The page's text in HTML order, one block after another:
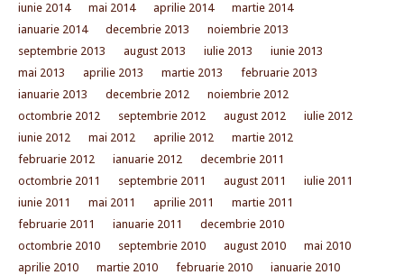
iunie 2014
mai 2014 aprilie 2014
martie 2014
ianuarie 2014
decembrie 2013
noiembrie 2013
septembrie 2013
august 2013 iulie 2013
iunie 2013
mai 2013
aprilie 2013 martie 2013
februarie 2013
ianuarie 2013
decembrie 2012
noiembrie 2012
octombrie 2012
septembrie 2012 august 2012
iulie 2012
iunie 2012
mai 2012 aprilie 2012
martie 2012
februarie 2012
ianuarie 2012
decembrie 2011
octombrie 2011
septembrie 2011 august 2011
iulie 2011
iunie 2011
mai 2011 aprilie 2011
martie 2011
februarie 2011
ianuarie 2011
decembrie 2010
octombrie 2010
septembrie 2010 august 2010
mai 2010
aprilie 2010
martie 2010 februarie 2010 ianuarie 2010